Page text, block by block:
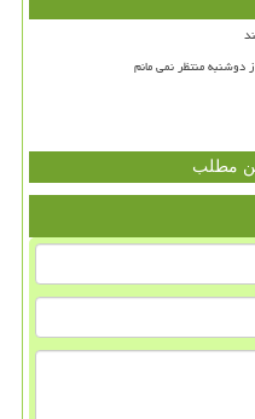
دوشنبه منتظر نمی مانم
مطلب